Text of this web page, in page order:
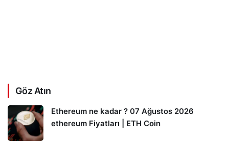
Göz Atın
Ethereum ne kadar ? 07 Ağustos 2026
ethereum Fiyatları | ETH Coin